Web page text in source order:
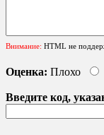
Внимание: HTML не
Оценка: Плохо
Введите код,